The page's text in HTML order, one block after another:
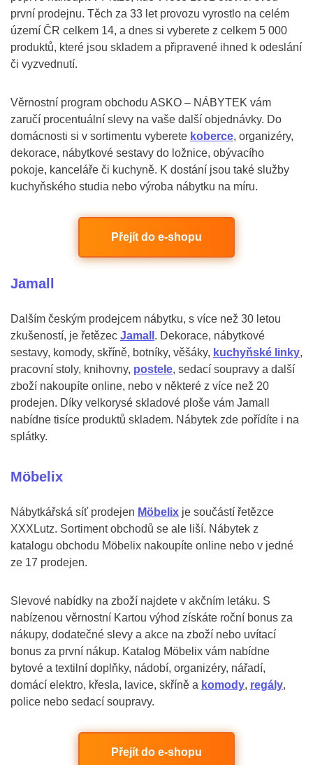
první prodejnu. Těch za 33 let provozu vyrostlo na celém
území ČR celkem 14, a dnes si vyberete z celkem 5 000
produktů, které jsou skladem a připravené ihned k odeslání
či vyzvednutí.
Věrnostní program obchodu ASKO – NÁBYTEK vám
zaručí procentuální slevy na vaše další objednávky. Do
domácnosti si v sortimentu vyberete koberce, organizéry,
dekorace, nábytkové sestavy do ložnice, obývacího
pokoje, kanceláře či kuchyně. K dostání jsou také služby
kuchyňského studia nebo výroba nábytku na míru.
Přejít do e-shopu
Jamall
Dalším českým prodejcem nábytku, s více než 30 letou
zkušeností, je řetězec Jamall . Dekorace, nábytkové
sestavy, komody, skříně, botníky, věšáky, kuchyňské linky,
pracovní stoly, knihovny, postele, sedací soupravy a další
zboží nakoupíte online, nebo v některé z více než 20
prodejen. Díky velkorysé skladové ploše vám Jamall
nabídne tisíce produktů skladem. Nábytek zde pořídíte i na
splátky.
Möbelix
Nábytkářská síť prodejen Möbelix je součástí řetězce
XXXLutz. Sortiment obchodů se ale liší. Nábytek z
katalogu obchodu Möbelix nakoupíte online nebo v jedné
ze 17 prodejen.
Slevové nabídky na zboží najdete v akčním letáku. S
nabízenou věrnostní Kartou výhod získáte roční bonus za
nákupy, dodatečné slevy a akce na zboží nebo uvítací
bonus za první nákup. Katalog Möbelix vám nabídne
bytové a textilní doplňky, nádobí, organizéry, nářadí,
domácí elektro, křesla, lavice, skříně a komody, regály,
police nebo sedací soupravy.
Přejít do e-shopu